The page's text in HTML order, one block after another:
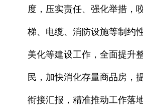
度，压实责任、强化举措，
梯、电缆、消防设施等制约
美化等建设工作，全面提升
民，加快消化存量商品房，
衔接汇报，精准推动工作落